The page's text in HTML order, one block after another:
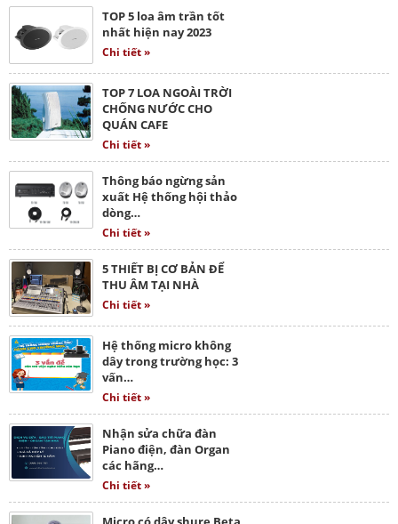
TOP 5 loa âm trần tốt
nhất hiện nay 2023
Chi tiết »
TOP 7 LOA NGOÀI TRỜI
CHỐNG NƯỚC CHO
QUÁN CAFE
Chi tiết »
Thông báo ngừng sản
xuất Hệ thống hội thảo
dòng…
Chi tiết »
5 THIẾT BỊ CƠ BẢN ĐỂ
THU ÂM TẠI NHÀ
Chi tiết »
Hệ thống micro không
dây trong trường học: 3
vấn…
Chi tiết »
Nhận sửa chữa đàn
Piano điện, đàn Organ
các hãng…
Chi tiết »